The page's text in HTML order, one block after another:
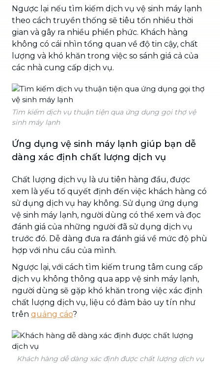
Ngược lại nếu tìm kiếm dịch vụ vệ sinh máy lạnh
theo cách truyền thống sẽ tiêu tốn nhiều thời
gian và gây ra nhiều phiền phức. Khách hàng
không có cái nhìn tổng quan về độ tin cậy, chất
lượng và khó khăn trong việc so sánh giá cả của
các nhà cung cấp dịch vụ.
Tìm kiếm dịch vụ thuận tiện qua ứng dụng gọi thợ vệ
sinh máy lạnh
Ứng dụng vệ sinh máy lạnh giúp bạn dễ
dàng xác định chất lượng dịch vụ
Chất lượng dịch vụ là ưu tiên hàng đầu, được
xem là yếu tố quyết định đến việc khách hàng có
sử dụng dịch vụ hay không. Sử dụng ứng dụng
vệ sinh máy lạnh, người dùng có thể xem và đọc
đánh giá của những người đã sử dụng dịch vụ
trước đó. Dễ dàng đưa ra đánh giá về mức độ phù
hợp với nhu cầu của mình.
Ngược lại, với cách tìm kiếm trung tâm cung cấp
dịch vụ không thông qua app vệ sinh máy lạnh,
người dùng sẽ gặp khó khăn trong việc xác định
chất lượng dịch vụ, liệu có đảm bảo uy tín như
trên quảng cáo?
Khách hàng dễ dàng xác định được chất lượng dịch vụ